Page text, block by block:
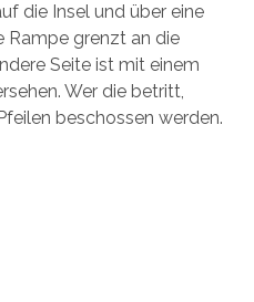
die Insel und über eine
Rampe grenzt an die
Seite ist mit einem
Wer die betritt,
beschossen werden.